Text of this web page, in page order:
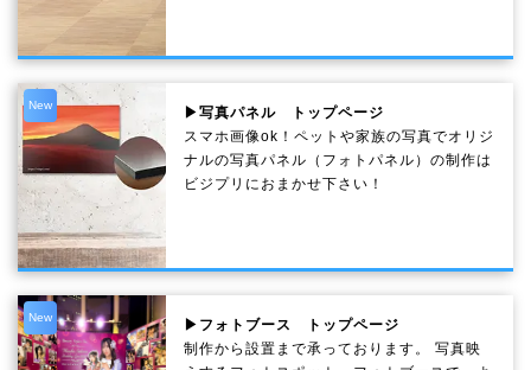
New
▶写真パネル トップページ
スマホ画像ok！ペットや家族の写真でオリジ
ナルの写真パネル（フォトパネル）の制作は
ビジプリにおまかせ下さい！
New
▶フォトブース トップページ
制作から設置まで承っております。 写真映